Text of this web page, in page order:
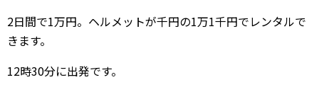
2日間で1万円。ヘルメットが千円の1万1千円でレンタルで
きます。
12時30分に出発です。